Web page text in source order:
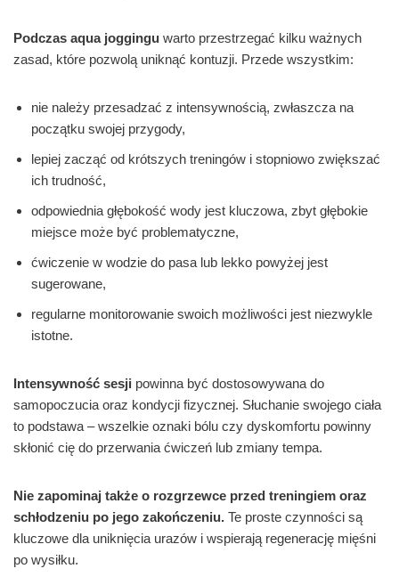
Podczas aqua joggingu warto przestrzegać kilku ważnych
zasad, które pozwolą uniknąć kontuzji. Przede wszystkim:
nie należy przesadzać z intensywnością, zwłaszcza na
początku swojej przygody,
lepiej zacząć od krótszych treningów i stopniowo zwiększać
ich trudność,
odpowiednia głębokość wody jest kluczowa, zbyt głębokie
miejsce może być problematyczne,
ćwiczenie w wodzie do pasa lub lekko powyżej jest
sugerowane,
regularne monitorowanie swoich możliwości jest niezwykle
istotne.
Intensywność sesji powinna być dostosowywana do
samopoczucia oraz kondycji fizycznej. Słuchanie swojego ciała
to podstawa – wszelkie oznaki bólu czy dyskomfortu powinny
skłonić cię do przerwania ćwiczeń lub zmiany tempa.
Nie zapominaj także o rozgrzewce przed treningiem oraz
schłodzeniu po jego zakończeniu. Te proste czynności są
kluczowe dla uniknięcia urazów i wspierają regenerację mięśni
po wysiłku.